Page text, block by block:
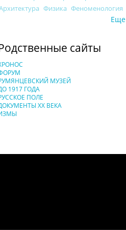
Физика Феноменология
Еще
сайты
МУЗЕЙ
1917 ГОДА
ПОЛЕ
XX ВЕКА